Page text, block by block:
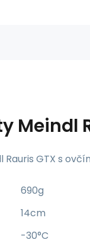
Meindl
Rauris GTX s
690g
14cm
-30°C